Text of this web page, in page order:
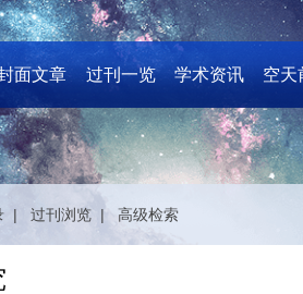
面文章 过刊一览 学术资讯 空天
| 过刊浏览 | 高级检索